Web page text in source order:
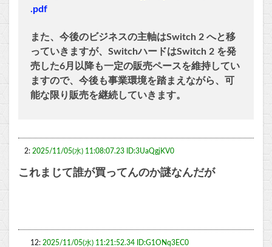
.pdf
また、今後のビジネスの主軸はSwitch 2 へと移
っていきますが、SwitchハードはSwitch 2 を発
売した6月以降も一定の販売ペースを維持してい
ますので、今後も事業環境を踏まえながら、可
能な限り販売を継続していきます。
2: 2025/11/05(水) 11:08:07.23 ID:3UaQgjKV0
これまじて誰が買ってんのか謎なんだが
12: 2025/11/05(水) 11:21:52.34 ID:G1ONq3EC0